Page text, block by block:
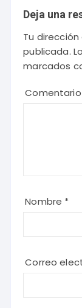
Deja una
Tu
publicada.
marcados
Comentario
Nombre *
Correo